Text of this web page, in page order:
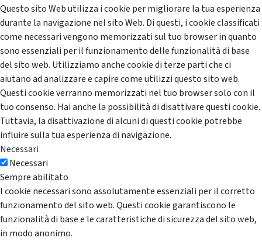
Questo sito Web utilizza i cookie per migliorare la tua esperienza
durante la navigazione nel sito Web. Di questi, i cookie classificati
come necessari vengono memorizzati sul tuo browser in quanto
sono essenziali per il funzionamento delle funzionalità di base
del sito web. Utilizziamo anche cookie di terze parti che ci
aiutano ad analizzare e capire come utilizzi questo sito web.
Questi cookie verranno memorizzati nel tuo browser solo con il
tuo consenso. Hai anche la possibilità di disattivare questi cookie.
Tuttavia, la disattivazione di alcuni di questi cookie potrebbe
influire sulla tua esperienza di navigazione.
Necessari
Necessari
Sempre abilitato
I cookie necessari sono assolutamente essenziali per il corretto
funzionamento del sito web. Questi cookie garantiscono le
funzionalità di base e le caratteristiche di sicurezza del sito web,
in modo anonimo.